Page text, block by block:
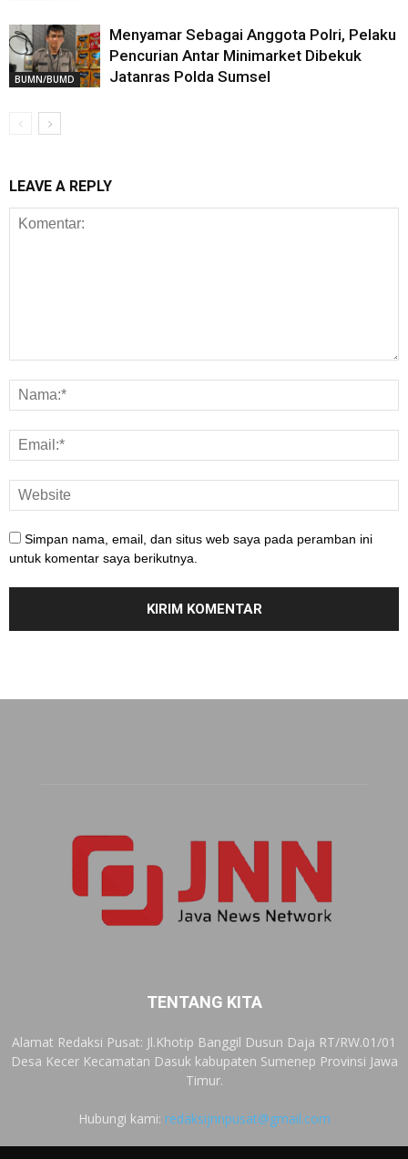
BUMN/BUMD
Menyamar Sebagai Anggota Polri, Pelaku
Pencurian Antar Minimarket Dibekuk
Jatanras Polda Sumsel
LEAVE A REPLY
Simpan nama, email, dan situs web saya pada peramban ini
untuk komentar saya berikutnya.
TENTANG KITA
Alamat Redaksi Pusat: Jl.Khotip Banggil Dusun Daja RT/RW.01/01
Desa Kecer Kecamatan Dasuk kabupaten Sumenep Provinsi Jawa
Timur.
Hubungi kami: redaksijnnpusat@gmail.com